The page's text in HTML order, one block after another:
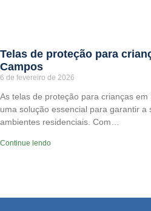
Telas de proteção para
Campos
6 de fevereiro de 2026
As telas de proteção para crianças
uma solução essencial para garantir a
ambientes residenciais. Com…
Continue lendo